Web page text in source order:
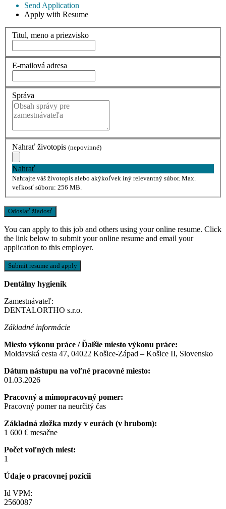
Send Application
Apply with Resume
Titul, meno a priezvisko
E-mailová adresa
Správa
Nahrať životopis (nepovinné)
Nahrať
Nahrajte váš životopis alebo akýkoľvek iný relevantný súbor. Max.
veľkosť súboru: 256 MB.
You can apply to this job and others using your online resume. Click
the link below to submit your online resume and email your
application to this employer.
Dentálny hygienik
Zamestnávateľ:
DENTALORTHO s.r.o.
Základné informácie
Miesto výkonu práce / Ďalšie miesto výkonu práce:
Moldavská cesta 47, 04022 Košice-Západ – Košice II, Slovensko
Dátum nástupu na voľné pracovné miesto:
01.03.2026
Pracovný a mimopracovný pomer:
Pracovný pomer na neurčitý čas
Základná zložka mzdy v eurách (v hrubom):
1 600 € mesačne
Počet voľných miest:
1
Údaje o pracovnej pozícii
Id VPM:
2560087